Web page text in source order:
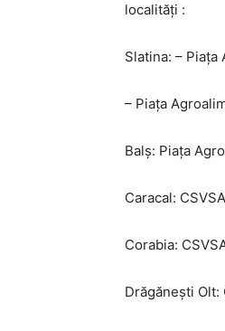
localităţi :
Slatina: – Piața
– Piața
Balș: Piața
Caracal:
Corabia:
Drăgănești Olt: